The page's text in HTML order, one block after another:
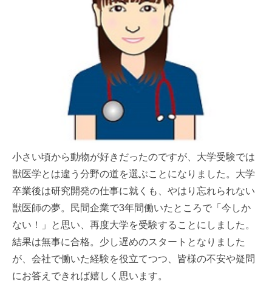
小さい頃から動物が好きだったのですが、大学受験では
獣医学とは違う分野の道を選ぶことになりました。大学
卒業後は研究開発の仕事に就くも、やはり忘れられない
獣医師の夢。民間企業で3年間働いたところで「今しか
ない！」と思い、再度大学を受験することにしました。
結果は無事に合格。少し遅めのスタートとなりました
が、会社で働いた経験を役立てつつ、皆様の不安や疑問
にお答えできれば嬉しく思います。